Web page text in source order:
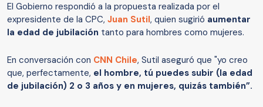
El Gobierno respondió a la propuesta realizada por el
expresidente de la CPC, Juan Sutil, quien sugirió aumentar
la edad de jubilación tanto para hombres como mujeres.
En conversación con CNN Chile, Sutil aseguró que "yo creo
que, perfectamente, el hombre, tú puedes subir (la edad
de jubilación) 2 o 3 años y en mujeres, quizás también”.